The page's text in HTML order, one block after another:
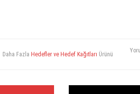
Daha Fazla Hedefler ve Hedef Kağıtları Ürünü